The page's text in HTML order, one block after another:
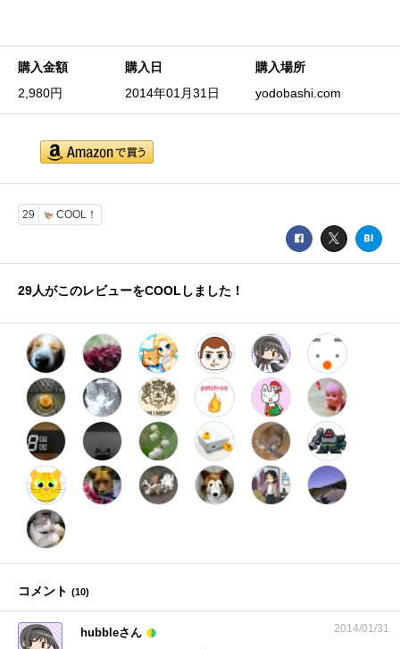
購入金額
2,980円
購入日
2014年01月31日
購入場所
yodobashi.com
29 COOL！
29人がこのレビューをCOOLしました！
コメント (10)
hubbleさん 2014/01/31